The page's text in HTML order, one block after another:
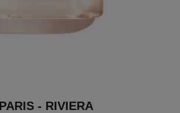
PARIS - RIVIERA